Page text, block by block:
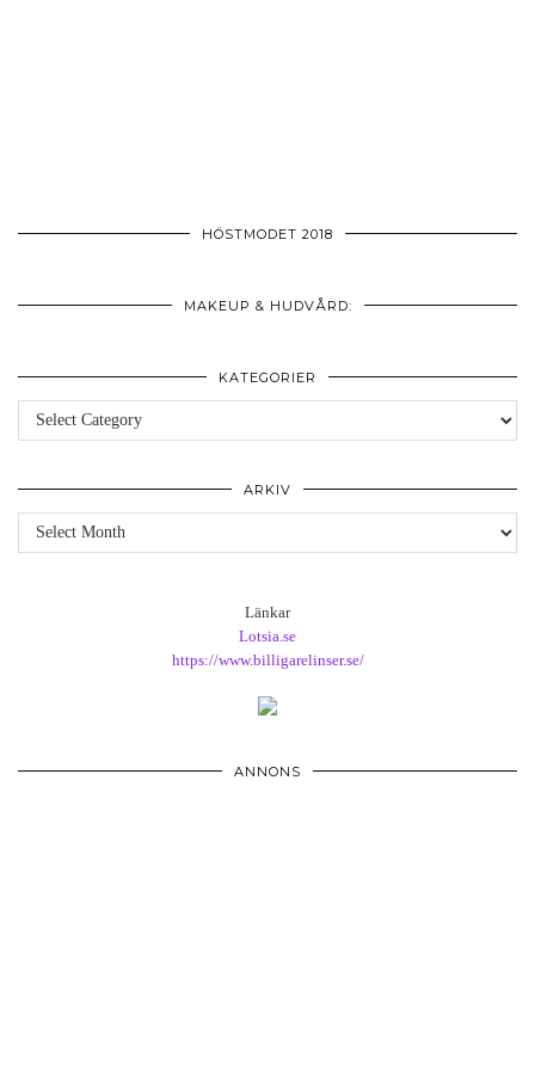
HÖSTMODET 2018
MAKEUP & HUDVÅRD:
KATEGORIER
Kategorier
ARKIV
Arkiv
Länkar
Lotsia.se
https://www.billigarelinser.se/
ANNONS